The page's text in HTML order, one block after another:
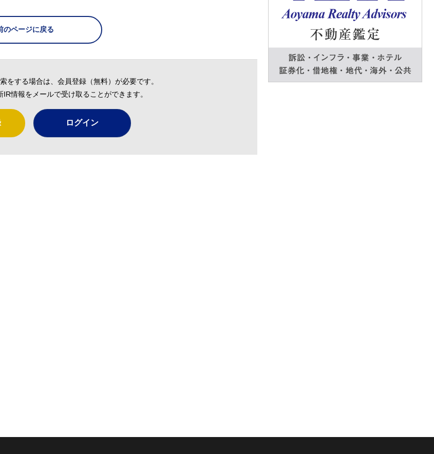
のページに戻る
をする場合は、会員登録（無料）が必要です。
情報をメールで受け取ることができます。
ログイン